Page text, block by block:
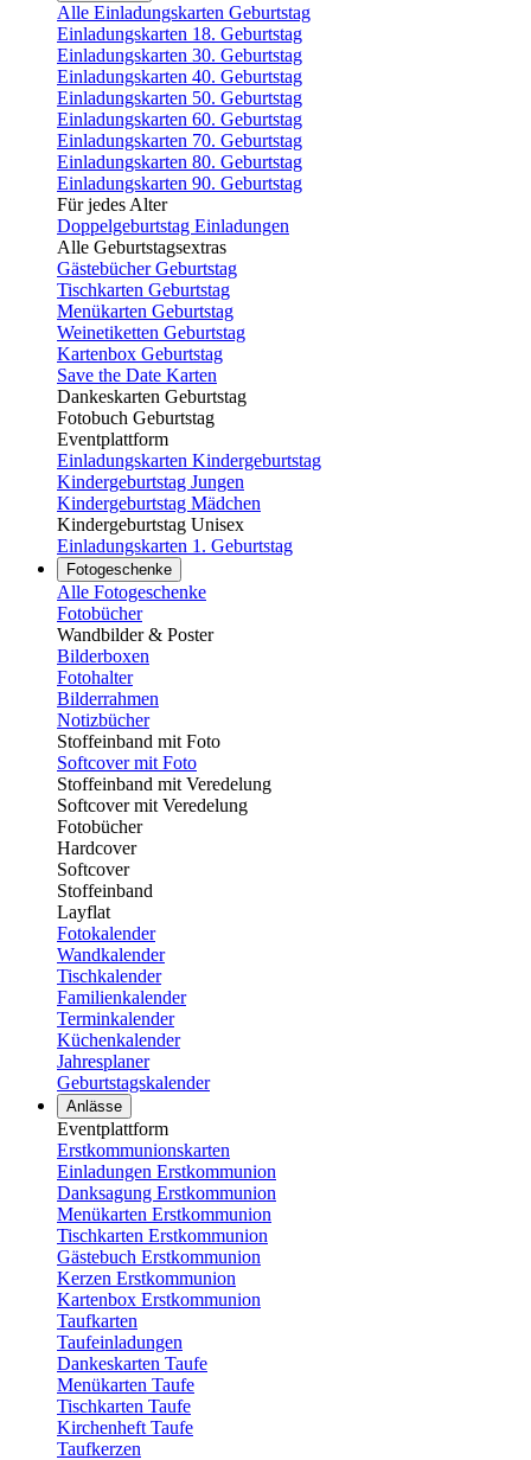
Alle Einladungskarten Geburtstag
Einladungskarten 18. Geburtstag
Einladungskarten 30. Geburtstag
Einladungskarten 40. Geburtstag
Einladungskarten 50. Geburtstag
Einladungskarten 60. Geburtstag
Einladungskarten 70. Geburtstag
Einladungskarten 80. Geburtstag
Einladungskarten 90. Geburtstag
Für jedes Alter
Doppelgeburtstag Einladungen
Alle Geburtstagsextras
Gästebücher Geburtstag
Tischkarten Geburtstag
Menükarten Geburtstag
Weinetiketten Geburtstag
Kartenbox Geburtstag
Save the Date Karten
Dankeskarten Geburtstag
Fotobuch Geburtstag
Eventplattform
Einladungskarten Kindergeburtstag
Kindergeburtstag Jungen
Kindergeburtstag Mädchen
Kindergeburtstag Unisex
Einladungskarten 1. Geburtstag
Fotogeschenke
Alle Fotogeschenke
Fotobücher
Wandbilder & Poster
Bilderboxen
Fotohalter
Bilderrahmen
Notizbücher
Stoffeinband mit Foto
Softcover mit Foto
Stoffeinband mit Veredelung
Softcover mit Veredelung
Fotobücher
Hardcover
Softcover
Stoffeinband
Layflat
Fotokalender
Wandkalender
Tischkalender
Familienkalender
Terminkalender
Küchenkalender
Jahresplaner
Geburtstagskalender
Anlässe
Eventplattform
Erstkommunionskarten
Einladungen Erstkommunion
Danksagung Erstkommunion
Menükarten Erstkommunion
Tischkarten Erstkommunion
Gästebuch Erstkommunion
Kerzen Erstkommunion
Kartenbox Erstkommunion
Taufkarten
Taufeinladungen
Dankeskarten Taufe
Menükarten Taufe
Tischkarten Taufe
Kirchenheft Taufe
Taufkerzen